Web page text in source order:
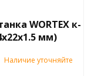
WORTEX к-
мм)
Наличие уточняйте